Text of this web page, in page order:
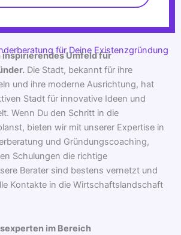
für Deine Existenzgründung
Umfeld für
Die Stadt, bekannt für ihre
und ihre moderne Ausrichtung, hat
Stadt für innovative Ideen und
Wenn Du den Schritt in die
bieten wir mit unserer Expertise in
und Gründungscoaching,
Schulungen die richtige
Berater sind bestens vernetzt und
Kontakte in die Wirtschaftslandschaft
im Bereich